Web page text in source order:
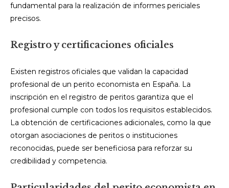
fundamental para la realización de informes periciales
precisos.
Registro y certificaciones oficiales
Existen registros oficiales que validan la capacidad
profesional de un perito economista en España. La
inscripción en el registro de peritos garantiza que el
profesional cumple con todos los requisitos establecidos.
La obtención de certificaciones adicionales, como la que
otorgan asociaciones de peritos o instituciones
reconocidas, puede ser beneficiosa para reforzar su
credibilidad y competencia.